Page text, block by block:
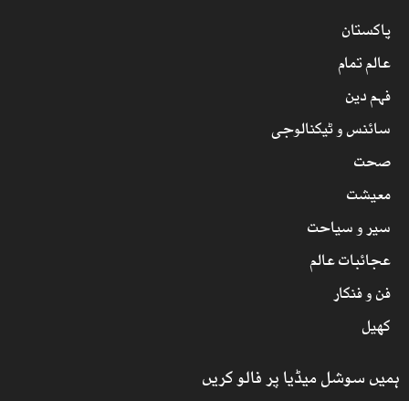
پاکستان
عالم تمام
فہم دین
سائنس و ٹیکنالوجی
صحت
معیشت
سیر و سیاحت
عجائبات عالم
فن و فنکار
کھیل
ہمیں سوشل میڈیا پر فالو کریں